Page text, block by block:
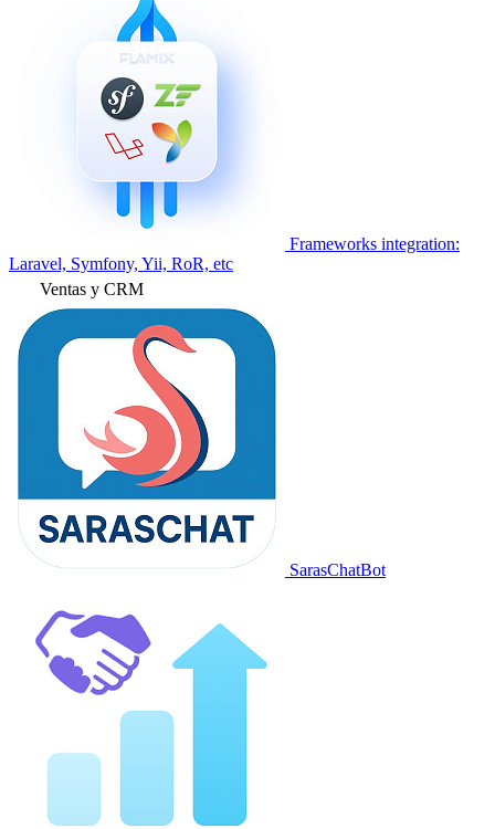
Frameworks integration:
Laravel, Symfony, Yii, RoR, etc
Ventas y CRM
SarasChatBot